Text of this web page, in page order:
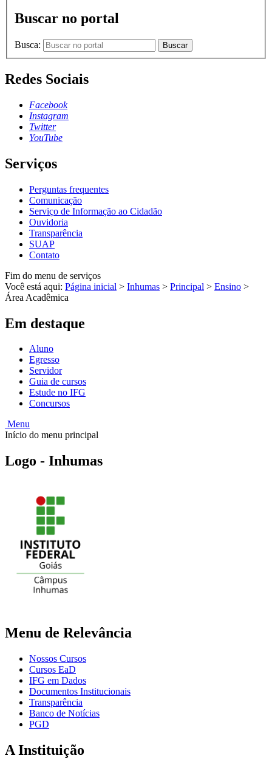
Buscar no portal
Busca: Buscar
Redes Sociais
Facebook
Instagram
Twitter
YouTube
Serviços
Perguntas frequentes
Comunicação
Serviço de Informação ao Cidadão
Ouvidoria
Transparência
SUAP
Contato
Fim do menu de serviços
Você está aqui: Página inicial > Inhumas > Principal > Ensino >
Área Acadêmica
Em destaque
Aluno
Egresso
Servidor
Guia de cursos
Estude no IFG
Concursos
Menu
Início do menu principal
Logo - Inhumas
Menu de Relevância
Nossos Cursos
Cursos EaD
IFG em Dados
Documentos Institucionais
Transparência
Banco de Notícias
PGD
A Instituição